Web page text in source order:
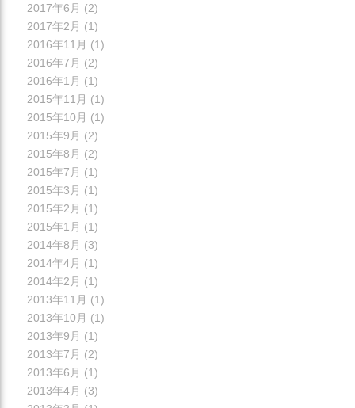
2017年6月 (2)
2017年2月 (1)
2016年11月 (1)
2016年7月 (2)
2016年1月 (1)
2015年11月 (1)
2015年10月 (1)
2015年9月 (2)
2015年8月 (2)
2015年7月 (1)
2015年3月 (1)
2015年2月 (1)
2015年1月 (1)
2014年8月 (3)
2014年4月 (1)
2014年2月 (1)
2013年11月 (1)
2013年10月 (1)
2013年9月 (1)
2013年7月 (2)
2013年6月 (1)
2013年4月 (3)